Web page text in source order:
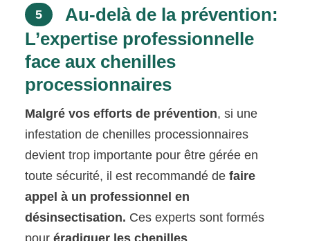
5
Au-delà de la prévention:
L’expertise professionnelle
face aux chenilles
processionnaires
Malgré vos efforts de prévention, si une
infestation de chenilles processionnaires
devient trop importante pour être gérée en
toute sécurité, il est recommandé de faire
appel à un professionnel en
désinsectisation. Ces experts sont formés